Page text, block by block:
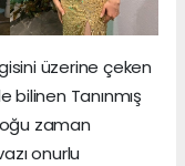
üzerine çeken
bilinen Tanınmış
zaman
onurlu